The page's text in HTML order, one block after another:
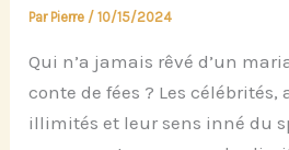
Par Pierre /10/15/2024
Qui n’a jamais rêvé d’un
conte de fées ? Les célébrités,
illimités et leur sens inné du